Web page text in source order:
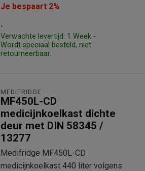
Je bespaart 2%
.
Verwachte levertijd: 1 Week -
Wordt speciaal besteld, niet
retourneerbaar.
MEDIFRIDGE
MF450L-CD
medicijnkoelkast dichte
deur met DIN 58345 /
13277
Medifridge MF450L-CD
medicijnkoelkast 440 liter volgens